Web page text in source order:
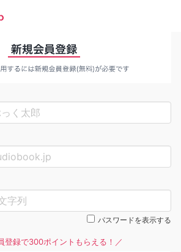
パスワードを表示する
登録で300ポイントもらえる！／